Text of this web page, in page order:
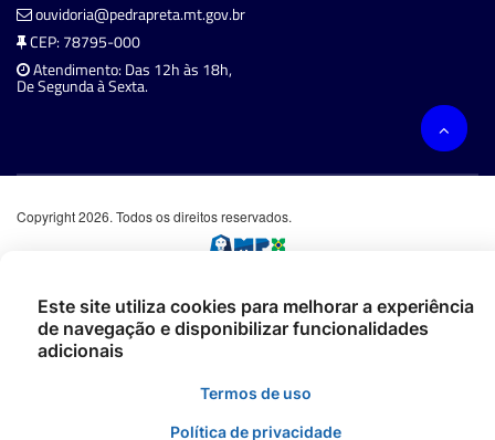
ouvidoria@pedrapreta.mt.gov.br
CEP: 78795-000
Atendimento: Das 12h às 18h,
De Segunda à Sexta.
Copyright 2026. Todos os direitos reservados.
Este site utiliza cookies para melhorar a experiência
de navegação e disponibilizar funcionalidades
adicionais
Termos de uso
Política de privacidade